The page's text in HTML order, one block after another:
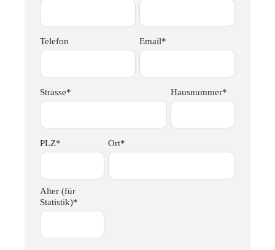
Telefon Email*
Strasse* Hausnummer*
PLZ* Ort*
Alter (für
Statistik)*